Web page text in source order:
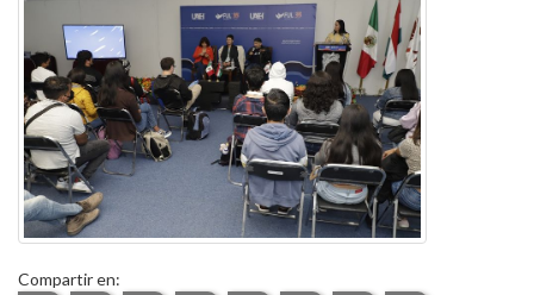
Compartir en: